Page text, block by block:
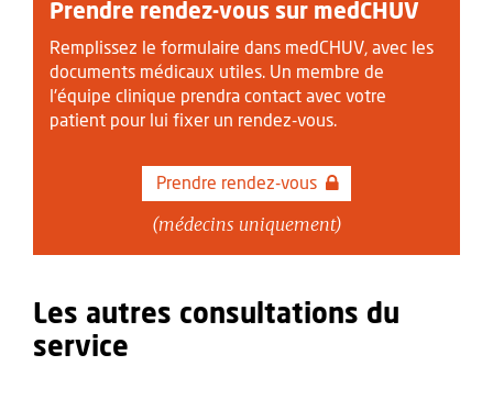
Prendre rendez-vous sur medCHUV
Remplissez le formulaire dans medCHUV, avec les
documents médicaux utiles. Un membre de
l'équipe clinique prendra contact avec votre
patient pour lui fixer un rendez-vous.
Prendre rendez-vous
(médecins uniquement)
Les autres consultations du
service